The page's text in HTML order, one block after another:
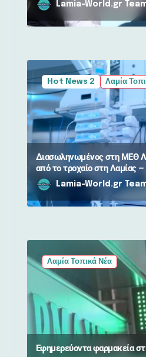
Lamia-World.gr
Hot News 2 Λαμία
Διασωληνωμένος στη ΜΕΘ
από το τροχαίο στη Λαμίας
Lamia-World.gr
Λαμία Τοπικά Νέα
Εφημερεύοντα φαρμακεία